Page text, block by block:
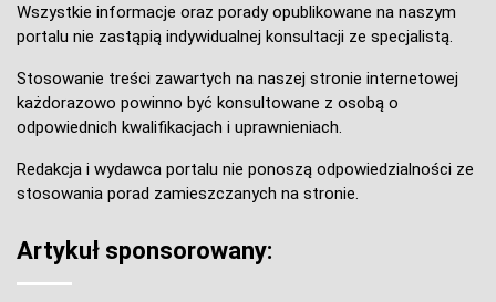
Wszystkie informacje oraz porady opublikowane na naszym
portalu nie zastąpią indywidualnej konsultacji ze specjalistą.
Stosowanie treści zawartych na naszej stronie internetowej
każdorazowo powinno być konsultowane z osobą o
odpowiednich kwalifikacjach i uprawnieniach.
Redakcja i wydawca portalu nie ponoszą odpowiedzialności ze
stosowania porad zamieszczanych na stronie.
Artykuł sponsorowany: